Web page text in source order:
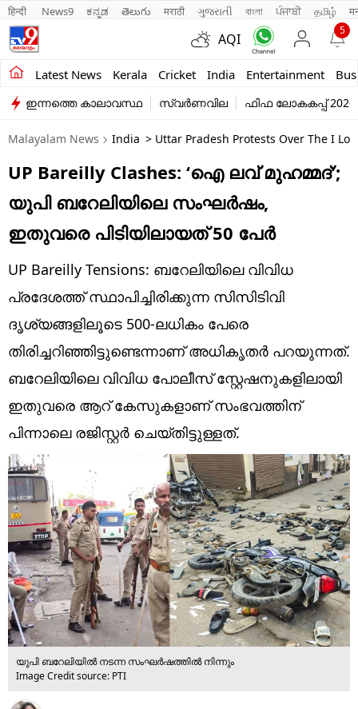
हिन्दी News9 ಕನ್ನಡ తెలుగు मराठी ગુજરાતી বাংলা ਪੰਜਾਬੀ தமிழ்
AQI
5
Latest News Kerala Cricket India Entertainment
Kerala
India
Entertainment
Business
Education
Lifestyle
world
Technology
Religion
Web Story
Photo
Short Videos
ഇന്നത്തെ കാലാവസ്ഥ സ്വർണവില ഫിഫ ലോകകപ്പ് 2026
Malayalam News India > Uttar Pradesh Protests Over The I
UP Bareilly Clashes: ‘ഐ ലവ് മുഹമ്മദ്’;
യുപി ബറേലിയിലെ സംഘ‌ർഷം,
ഇതുവരെ പിടിയിലായത് 50 പേർ
UP Bareilly Tensions: ബറേലിയിലെ വിവിധ
പ്രദേശത്ത് സ്ഥാപിച്ചിരിക്കുന്ന സിസിടിവി
ദൃശ്യങ്ങളിലൂടെ 500-ലധികം പേരെ
തിരിച്ചറിഞ്ഞിട്ടുണ്ടെന്നാണ് അധികൃതർ പറയുന്നത്.
ബറേലിയിലെ വിവിധ പോലീസ് സ്റ്റേഷനുകളിലായി
ഇതുവരെ ആറ് കേസുകളാണ് സംഭവത്തിന്
പിന്നാലെ രജിസ്റ്റർ ചെയ്തിട്ടുള്ളത്.
യുപി ബറേലിയിൽ നടന്ന സംഘർഷത്തിൽ നിന്നും
Image Credit source: PTI